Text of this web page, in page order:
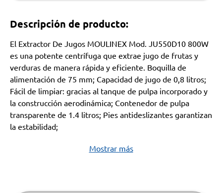
Descripción de producto:
El Extractor De Jugos MOULINEX Mod. JU550D10 800W
es una potente centrífuga que extrae jugo de frutas y
verduras de manera rápida y eficiente. Boquilla de
alimentación de 75 mm; Capacidad de jugo de 0,8 litros;
Fácil de limpiar: gracias al tanque de pulpa incorporado y
la construcción aerodinámica; Contenedor de pulpa
transparente de 1.4 litros; Pies antideslizantes garantizan
la estabilidad;
Mostrar más